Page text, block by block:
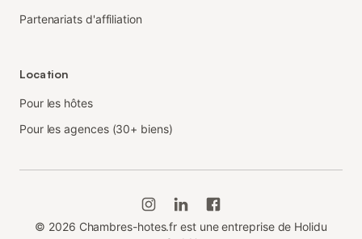
Partenariats d'affiliation
Location
Pour les hôtes
Pour les agences (30+ biens)
© 2026 Chambres-hotes.fr est une entreprise de Holidu